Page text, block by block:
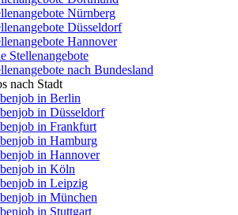
Nürnberg
Düsseldorf
Hannover
Stellenangebote
nach Bundesland
nach Stadt
in Berlin
in Düsseldorf
in Frankfurt
in Hamburg
in Hannover
in Köln
in Leipzig
in München
in Stuttgart